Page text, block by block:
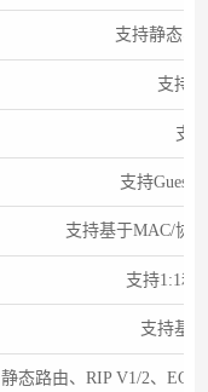
支持静态、
支持
支
支持Guest
支持基于MAC/协
支持1:1和
支持基
静态路由、RIP V1/2、